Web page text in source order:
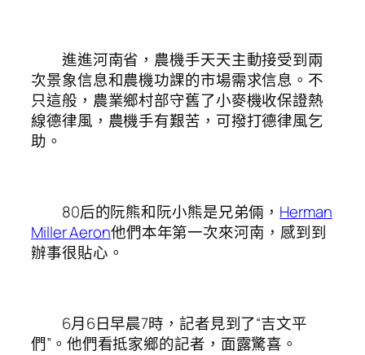
進進河南省，農機手天天主動接受到兩
次景象信息和農機功課的市場需求信息。不
只這般，農業鄉村部守舊了小麥機收保證熱
線德律風，農機手有艱苦，可撥打德律風乞
助。
80后的阮熊和阮小熊是兄弟倆， Herman
Miller Aeron他們本年第一次來河南，感到到
辦事很貼心。
6月6日早晨7時，記者見到了“吉文平
們”。他們看抵家鄉的記者，面露驚喜。